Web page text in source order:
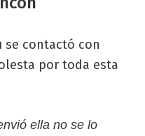
se contactó con
por toda esta
ella no se lo